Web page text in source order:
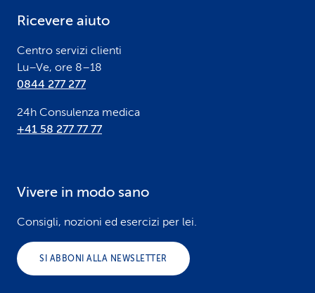
Ricevere aiuto
Centro servizi clienti
Lu–Ve, ore 8–18
0844 277 277
24h Consulenza medica
+41 58 277 77 77
Vivere in modo sano
Consigli, nozioni ed esercizi per lei.
SI ABBONI ALLA NEWSLETTER